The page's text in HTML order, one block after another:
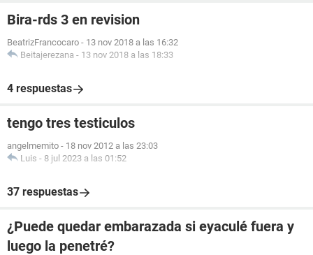
Bira-rds 3 en revision
BeatrizFrancocaro - 13 nov 2018 a las 16:32
Beitajerezana - 13 nov 2018 a las 18:33
4 respuestas
tengo tres testiculos
angelmemito - 18 nov 2012 a las 23:03
Luis - 8 jul 2023 a las 01:52
37 respuestas
¿Puede quedar embarazada si eyaculé fuera y
luego la penetré?